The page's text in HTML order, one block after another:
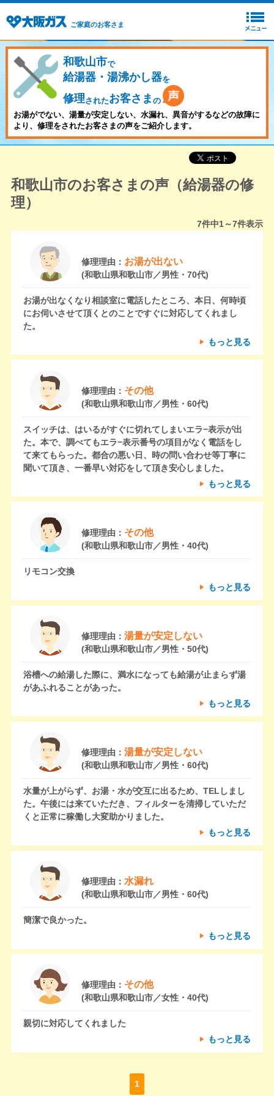
ご家庭のお客さま
和歌山市で
給湯器・湯沸かし器を
修理されたお客さま の
お湯がでない、湯量が安定しない、水漏れ、異音がするなどの故障に
より、修理をされたお客さまの声をご紹介します。
和歌山市のお客さまの声（給湯器の修
理）
7件中1～7件表示
修理理由： お湯が出ない
(和歌山県和歌山市／男性・70代)
お湯が出なくなり相談室に電話したところ、本日、何時頃
にお伺いさせて頂くとのことですぐに対応してくれまし
た。
もっと見る
修理理由： その他
(和歌山県和歌山市／男性・60代)
スイッチは、はいるがすぐに切れてしまいエラ−表示が出
た。本で、調べてもエラ−表示番号の項目がなく電話をし
て来てもらった。都合の悪い日、時の問い合わせ等丁寧に
聞いて頂き、一番早い対応をして頂き安心しました。
もっと見る
修理理由： その他
(和歌山県和歌山市／男性・40代)
リモコン交換
もっと見る
修理理由： 湯量が安定しない
(和歌山県和歌山市／男性・50代)
浴槽への給湯した際に、満水になっても給湯が止まらず湯
があふれることがあった。
もっと見る
修理理由： 湯量が安定しない
(和歌山県和歌山市／男性・60代)
水量が上がらず、お湯・水が交互に出るため、TELしまし
た。午後には来ていただき、フィルターを清掃していただ
くと正常に稼働し大変助かりました。
もっと見る
修理理由： 水漏れ
(和歌山県和歌山市／男性・60代)
簡潔で良かった。
もっと見る
修理理由： その他
(和歌山県和歌山市／女性・40代)
親切に対応してくれました
もっと見る
1